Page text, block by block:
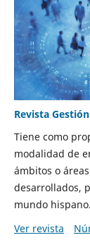
Revista
Tiene como
modalidad de
ámbitos o
desarrollados,
mundo hispano.
Ver revista